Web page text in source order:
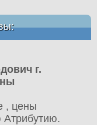
г.
, цены